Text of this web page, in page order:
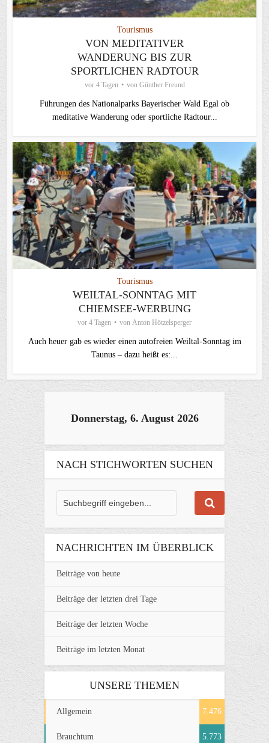
Tourismus
VON MEDITATIVER
WANDERUNG BIS ZUR
SPORTLICHEN RADTOUR
vor 4 Tagen von Günther Freund
Führungen des Nationalparks Bayerischer Wald Egal ob
meditative Wanderung oder sportliche Radtour...
Tourismus
WEILTAL-SONNTAG MIT
CHIEMSEE-WERBUNG
vor 4 Tagen von Anton Hötzelsperger
Auch heuer gab es wieder einen autofreien Weiltal-Sonntag im
Taunus – dazu heißt es:...
Donnerstag, 6. August 2026
NACH STICHWORTEN SUCHEN
NACHRICHTEN IM ÜBERBLICK
Beiträge von heute
Beiträge der letzten drei Tage
Beiträge der letzten Woche
Beiträge im letzten Monat
UNSERE THEMEN
Allgemein 7.476
Brauchtum 5.773